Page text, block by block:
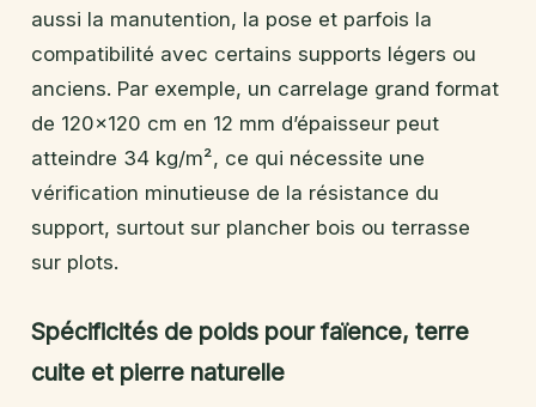
aussi la manutention, la pose et parfois la
compatibilité avec certains supports légers ou
anciens. Par exemple, un carrelage grand format
de 120×120 cm en 12 mm d’épaisseur peut
atteindre 34 kg/m², ce qui nécessite une
vérification minutieuse de la résistance du
support, surtout sur plancher bois ou terrasse
sur plots.
Spécificités de poids pour faïence, terre
cuite et pierre naturelle